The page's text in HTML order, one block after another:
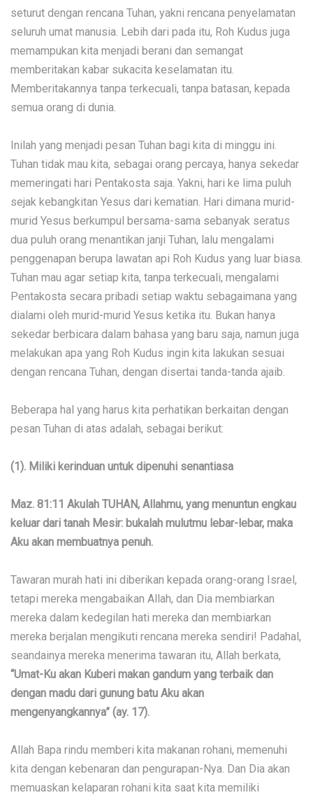
seturut dengan rencana Tuhan, yakni rencana penyelamatan
seluruh umat manusia. Lebih dari pada itu, Roh Kudus juga
memampukan kita menjadi berani dan semangat
memberitakan kabar sukacita keselamatan itu.
Memberitakannya tanpa terkecuali, tanpa batasan, kepada
semua orang di dunia.
Inilah yang menjadi pesan Tuhan bagi kita di minggu ini.
Tuhan tidak mau kita, sebagai orang percaya, hanya sekedar
memeringati hari Pentakosta saja. Yakni, hari ke lima puluh
sejak kebangkitan Yesus dari kematian. Hari dimana murid-
murid Yesus berkumpul bersama-sama sebanyak seratus
dua puluh orang menantikan janji Tuhan, lalu mengalami
penggenapan berupa lawatan api Roh Kudus yang luar biasa.
Tuhan mau agar setiap kita, tanpa terkecuali, mengalami
Pentakosta secara pribadi setiap waktu sebagaimana yang
dialami oleh murid-murid Yesus ketika itu. Bukan hanya
sekedar berbicara dalam bahasa yang baru saja, namun juga
melakukan apa yang Roh Kudus ingin kita lakukan sesuai
dengan rencana Tuhan, dengan disertai tanda-tanda ajaib.
Beberapa hal yang harus kita perhatikan berkaitan dengan
pesan Tuhan di atas adalah, sebagai berikut:
(1). Miliki kerinduan untuk dipenuhi senantiasa
Maz. 81:11 Akulah TUHAN, Allahmu, yang menuntun engkau
keluar dari tanah Mesir: bukalah mulutmu lebar-lebar, maka
Aku akan membuatnya penuh.
Tawaran murah hati ini diberikan kepada orang-orang Israel,
tetapi mereka mengabaikan Allah, dan Dia membiarkan
mereka dalam kedegilan hati mereka dan membiarkan
mereka berjalan mengikuti rencana mereka sendiri! Padahal,
seandainya mereka menerima tawaran itu, Allah berkata,
“Umat-Ku akan Kuberi makan gandum yang terbaik dan
dengan madu dari gunung batu Aku akan
mengenyangkannya” (ay. 17).
Allah Bapa rindu memberi kita makanan rohani, memenuhi
kita dengan kebenaran dan pengurapan-Nya. Dan Dia akan
memuaskan kelaparan rohani kita saat kita memiliki